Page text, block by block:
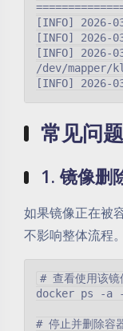
[INFO] 2026-
[INFO]
[INFO] 2026-
/dev/
常见问题
1. 镜像删
如果镜像正在被
不影响整体流程
# 查看使用该镜
docker ps -a
# 停止并删除容